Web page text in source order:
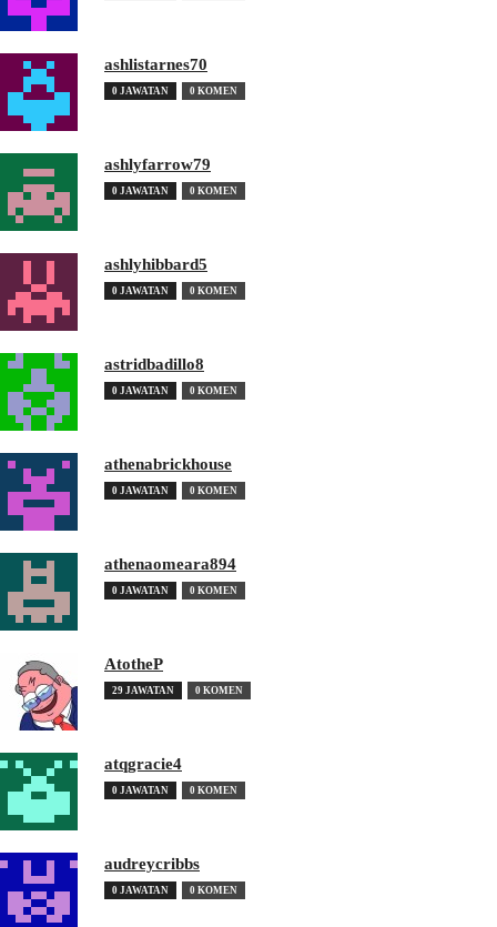
ashlistarnes70
0 JAWATAN 0 KOMEN
ashlyfarrow79
0 JAWATAN 0 KOMEN
ashlyhibbard5
0 JAWATAN 0 KOMEN
astridbadillo8
0 JAWATAN 0 KOMEN
athenabrickhouse
0 JAWATAN 0 KOMEN
athenaomeara894
0 JAWATAN 0 KOMEN
AtotheP
29 JAWATAN 0 KOMEN
atqgracie4
0 JAWATAN 0 KOMEN
audreycribbs
0 JAWATAN 0 KOMEN